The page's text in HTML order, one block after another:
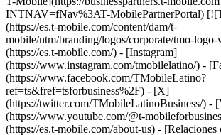
INTNAV=fNav%3AT-MobilePartnerPortal)
(https://es.t-mobile.com/content/dam/t-
mobile/ntm/branding/logos/corporate/tmo-
(https://es.t-mobile.com/) - [Instagram]
(https://www.instagram.com/tmobilelatino/) -
(https://www.facebook.com/TMobileLatino?
ref=ts&fref=tsforbusiness%2F) - [X]
(https://twitter.com/TMobileLatinoBusiness/) -
(https://www.youtube.com/@t-
(https://es.t-mobile.com/about-us) - [Relaciones